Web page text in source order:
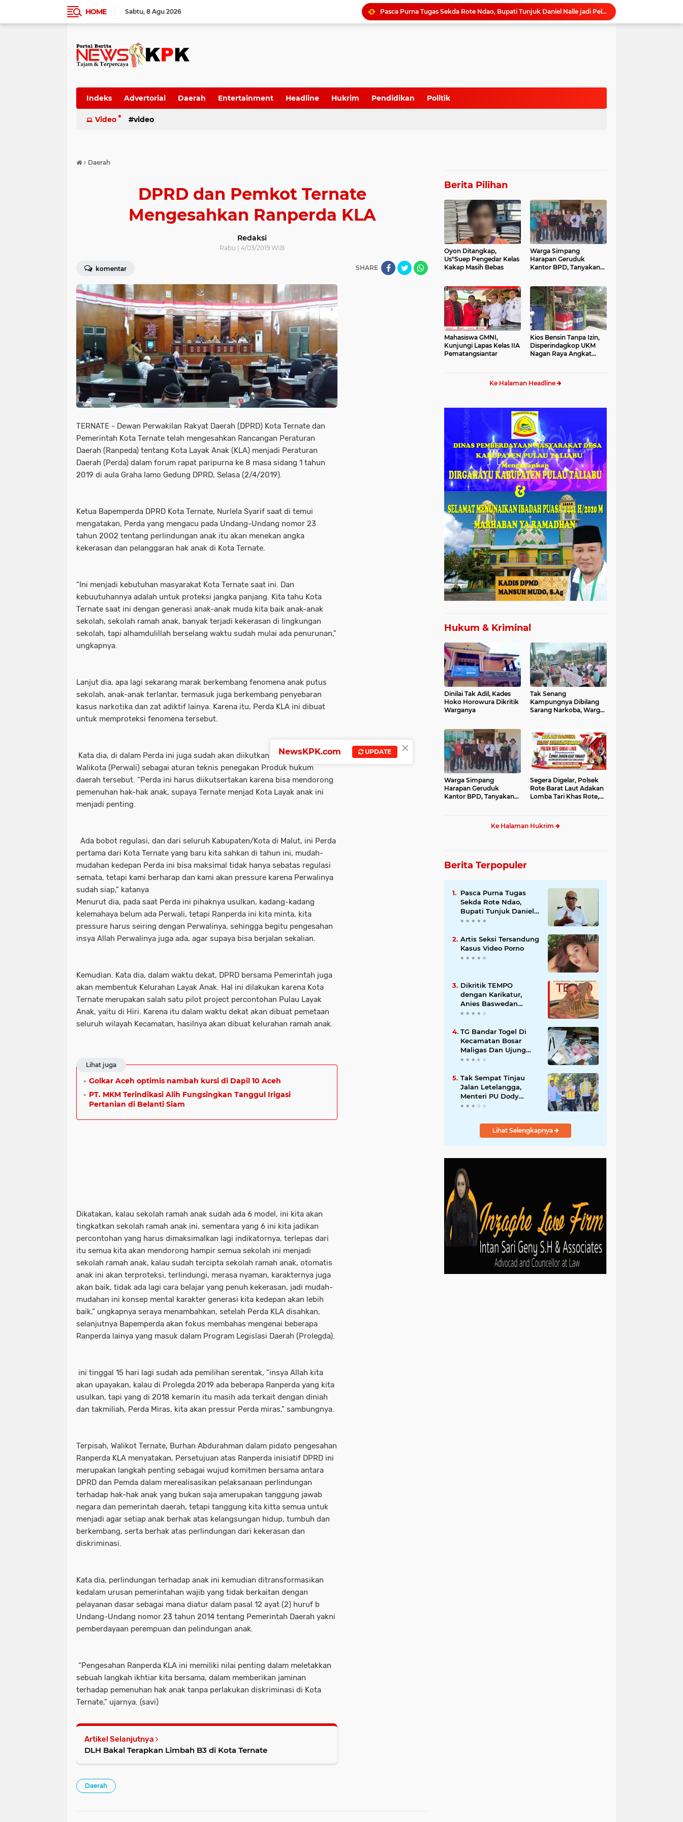
HOME Sabtu 8 Agu 2026 Pasca Purna Tugas Sekda Rote Ndao, Bupati Tunjuk Daniel Nalle jadi Pelaksana Tugas Harian.
Golkar Aceh optimis nambah kursi di Dapil 10 Aceh
PT. MKM Terindikasi Alih Fungsingkan Tanggul Irigasi Pertanian di Belanti Siam
Oknum Tokoh Masyarakat Ditangkap Polisi Gegara Provokasi Pedagang
Indeks Advertorial Daerah Entertainment Headline Hukrim Pendidikan Politik
Video video
› Daerah
DPRD dan Pemkot Ternate
Mengesahkan Ranperda KLA
Redaksi
Rabu | 4/03/2019 WIB
komentar SHARE
TERNATE - Dewan Perwakilan Rakyat Daerah (DPRD) Kota Ternate dan
Pemerintah Kota Ternate telah mengesahkan Rancangan Peraturan
Daerah (Ranpeda) tentang Kota Layak Anak (KLA) menjadi Peraturan
Daerah (Perda) dalam forum rapat paripurna ke 8 masa sidang 1 tahun
2019 di aula Graha lamo Gedung DPRD, Selasa (2/4/2019).
Ketua Bapemperda DPRD Kota Ternate, Nurlela Syarif saat di temui
mengatakan, Perda yang mengacu pada Undang-Undang nomor 23
tahun 2002 tentang perlindungan anak itu akan menekan angka
kekerasan dan pelanggaran hak anak di Kota Ternate.
“Ini menjadi kebutuhan masyarakat Kota Ternate saat ini. Dan
kebuutuhannya adalah untuk proteksi jangka panjang. Kita tahu Kota
Ternate saat ini dengan generasi anak-anak muda kita baik anak-anak
sekolah, sekolah ramah anak, banyak terjadi kekerasan di lingkungan
sekolah, tapi alhamdulillah berselang waktu sudah mulai ada penurunan,”
ungkapnya.
Lanjut dia, apa lagi sekarang marak berkembang fenomena anak putus
sekolah, anak-anak terlantar, termasuk juga berkembang penyebaran
kasus narkotika dan zat adiktif lainya. Karena itu, Perda KLA ini dibuat
untuk memproteksi fenomena tersebut.
Kata dia, di dalam Perda ini juga sudah akan diikutkan dengan Peraturan
Walikota (Perwali) sebagai aturan teknis penegakan Produk hukum
daerah tersebut. “Perda ini harus diikutsertakan karena bisa mendorong
pemenuhan hak-hak anak, supaya Ternate menjad Kota Layak anak ini
menjadi penting.
Ada bobot regulasi, dan dari seluruh Kabupaten/Kota di Malut, ini Perda
pertama dari Kota Ternate yang baru kita sahkan di tahun ini, mudah-
mudahan kedepan Perda ini bisa maksimal tidak hanya sebatas regulasi
semata, tetapi kami berharap dan kami akan pressure karena Perwalinya
sudah siap,” katanya
Menurut dia, pada saat Perda ini pihaknya usulkan, kadang-kadang
kelemahaya belum ada Perwali, tetapi Ranperda ini kita minta, kita
pressure harus seiring dengan Perwalinya, sehingga begitu pengesahan
insya Allah Perwalinya juga ada, agar supaya bisa berjalan sekalian.
Kemudian. Kata dia, dalam waktu dekat, DPRD bersama Pemerintah juga
akan membentuk Kelurahan Layak Anak. Hal ini dilakukan karena Kota
Ternate merupakan salah satu pilot project percontohan Pulau Layak
Anak, yaitu di Hiri. Karena itu dalam waktu dekat akan dibuat pemetaan
seluruh wilayah Kecamatan, hasilnya akan dibuat kelurahan ramah anak.
Lihat juga
Golkar Aceh optimis nambah kursi di Dapil 10 Aceh
PT. MKM Terindikasi Alih Fungsingkan Tanggul Irigasi
Pertanian di Belanti Siam
Dikatakan, kalau sekolah ramah anak sudah ada 6 model, ini kita akan
tingkatkan sekolah ramah anak ini, sementara yang 6 ini kita jadikan
percontohan yang harus dimaksimalkan lagi indikatornya, terlepas dari
itu semua kita akan mendorong hampir semua sekolah ini menjadi
sekolah ramah anak, kalau sudah tercipta sekolah ramah anak, otomatis
anak ini akan terproteksi, terlindungi, merasa nyaman, karakternya juga
akan baik, tidak ada lagi cara belajar yang penuh kekerasan, jadi mudah-
mudahan ini konsep mental karakter generasi kita kedepan akan lebih
baik,” ungkapnya seraya menambahkan, setelah Perda KLA disahkan,
selanjutnya Bapemperda akan fokus membahas mengenai beberapa
Ranperda lainya yang masuk dalam Program Legislasi Daerah (Prolegda).
ini tinggal 15 hari lagi sudah ada pemilihan serentak, "insya Allah kita
akan upayakan, kalau di Prolegda 2019 ada beberapa Ranperda yang kita
usulkan, tapi yang di 2018 kemarin itu masih ada terkait dengan diniah
dan takmiliah, Perda Miras, kita akan pressur Perda miras,” sambungnya.
Terpisah, Walikot Ternate, Burhan Abdurahman dalam pidato pengesahan
Ranperda KLA menyatakan, Persetujuan atas Ranperda inisiatif DPRD ini
merupakan langkah penting sebagai wujud komitmen bersama antara
DPRD dan Pemda dalam merealisasikan pelaksanaan perlindungan
terhadap hak-hak anak yang bukan saja amerupakan tanggung jawab
negara dan pemerintah daerah, tetapi tanggung kita kitta semua untuk
menjadi agar setiap anak berhak atas kelangsungan hidup, tumbuh dan
berkembang, serta berhak atas perlindungan dari kekerasan dan
diskriminasi.
Kata dia, perlindungan terhadap anak ini kemudian ditransformasikan
kedalam urusan pemerintahan wajib yang tidak berkaitan dengan
pelayanan dasar sebagai mana diatur dalam pasal 12 ayat (2) huruf b
Undang-Undang nomor 23 tahun 2014 tentang Pemerintah Daerah yakni
pemberdayaan perempuan dan pelindungan anak.
“Pengesahan Ranperda KLA ini memiliki nilai penting dalam meletakkan
sebuah langkah ikhtiar kita bersama, dalam memberikan jaminan
terhadap pemenuhan hak anak tanpa perlakukan diskriminasi di Kota
Ternate,” ujarnya. (savi)
Artikel Selanjutnya
DLH Bakal Terapkan Limbah B3 di Kota Ternate
Daerah
Berita Pilihan
Oyon Ditangkap,
Us"Suep Pengedar Kelas
Kakap Masih Bebas
Warga Simpang
Harapan Geruduk
Kantor BPD, Tanyakan
Mahasiswa GMNI,
Kunjungi Lapas Kelas IIA
Pematangsiantar
Kios Bensin Tanpa Izin,
Disperindagkop UKM
Nagan Raya Angkat
Ke Halaman Headline
Hukum & Kriminal
Dinilai Tak Adil, Kades
Hoko Horowura Dikritik
Warganya
Tak Senang
Kampungnya Dibilang
Sarang Narkoba, Warga
Warga Simpang
Harapan Geruduk
Kantor BPD, Tanyakan
Segera Digelar, Polsek
Rote Barat Laut Adakan
Lomba Tari Khas Rote,
Ke Halaman Hukrim
Berita Terpopuler
Pasca Purna Tugas
Sekda Rote Ndao,
Bupati Tunjuk Daniel
Nalle jadi Pelaksana
Artis Seksi Tersandung
Kasus Video Porno
Dikritik TEMPO
dengan Karikatur,
Anies Baswedan
Sampaikan
TG Bandar Togel Di
Kecamatan Bosar
Maligas Dan Ujung
Padang Masih
Tak Sempat Tinjau
Jalan Letelangga,
Menteri PU Dody
Hanggodo minta
NTT Tinjau jalan
Letelangga.Lihat Selengkapnya
×
NewsKPK.com UPDATE